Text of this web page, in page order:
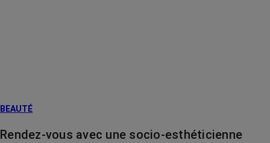
BEAUTÉ
Rendez-vous avec une socio-esthéticienne